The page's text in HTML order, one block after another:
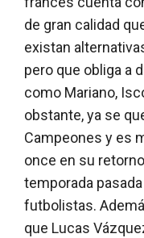
de gran calidad
existan
pero que obliga a
como Mariano,
obstante, ya se
Campeones y es
once en su
temporada
futbolistas.
que Lucas